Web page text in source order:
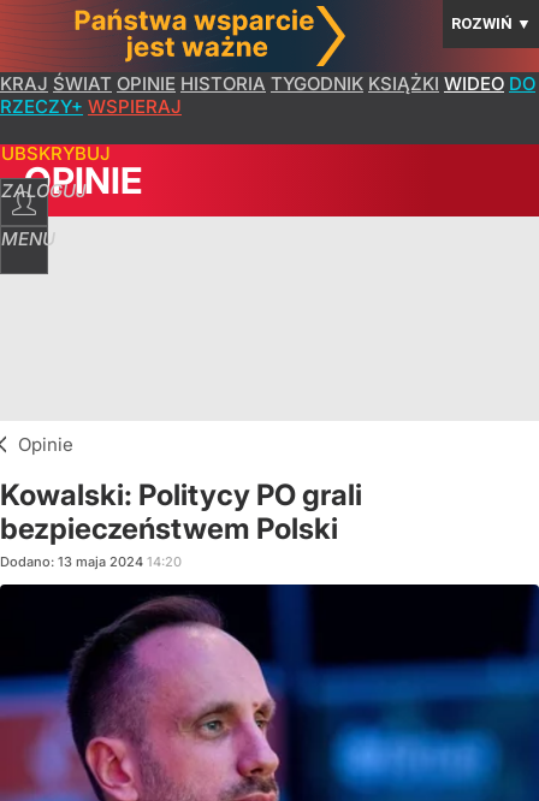
ROZWIŃ ▼
KRAJ ŚWIAT OPINIE HISTORIA TYGODNIK KSIĄŻKI WIDEO DO
RZECZY+ WSPIERAJ
ZALOGUJ
MENU
OPINIE
Opinie
Kowalski: Politycy PO grali
bezpieczeństwem Polski
Dodano: 13 maja 2024 14:20